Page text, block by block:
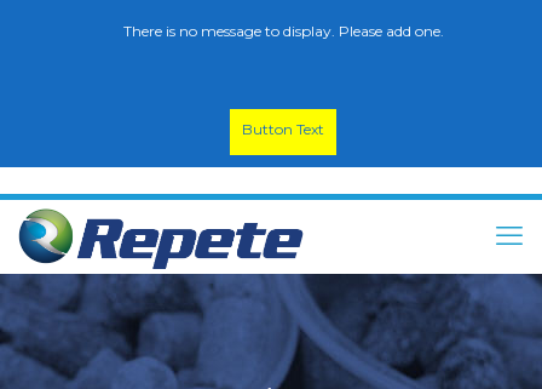
There is no message to display. Please add one.
Button Text